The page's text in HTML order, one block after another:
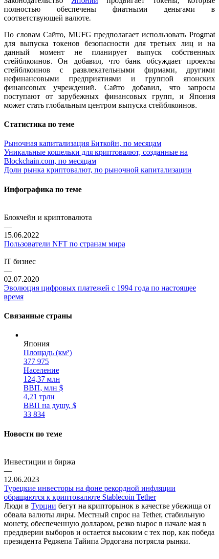
полностью обеспечены фиатными деньгами в
соответствующей валюте.
По словам Сайто, MUFG предполагает использовать Progmat
для выпуска токенов безопасности для третьих лиц и на
данный момент не планирует выпуск собственных
стейблкоинов. Он добавил, что банк обсуждает проекты
стейблкоинов с развлекательными фирмами, другими
нефинансовыми предприятиями и группой японских
финансовых учреждений. Сайто добавил, что запросы
поступают от зарубежных финансовых групп, и Япония
может стать глобальным центром выпуска стейблкоинов.
Статистика по теме
Рыночная капитализация Биткойн, по месяцам
Уникальные кошельки для криптовалют, созданные на
Blockchain.com, по месяцам
Доли рынка криптовалют, по рыночной капитализации
Инфографика по теме
Блокчейн и криптовалюта
—
15.06.2022
Пользователи NFT по странам мира
IT бизнес
—
02.07.2020
Эволюция цифровых платежей с 1994 года по настоящее
время
Связанные страны
Япония
Площадь (км²)
377 975
Население
124,37 млн
ВВП, млн $
4,21 трлн
ВВП на душу, $
33 834
Новости по теме
Инвестиции и биржа
—
12.06.2023
Турецкие инвесторы на фоне рекордной инфляции
обращаются к криптовалюте Stablecoin Tether
Люди в Турции бегут на крипторынок в качестве убежища от
обвала валюты лиры. Местный спрос на Tether, стабильную
монету, обеспеченную долларом, резко вырос в начале мая в
преддверии выборов и остается высоким с тех пор, как победа
президента Реджепа Тайипа Эрдогана потрясла рынки.